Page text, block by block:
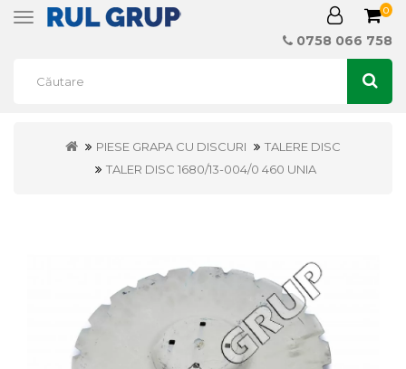
Toggle
0
0758 066 758
PIESE GRAPA CU DISCURI
TALERE DISC
TALER DISC 1680/13-004/0 460 UNIA